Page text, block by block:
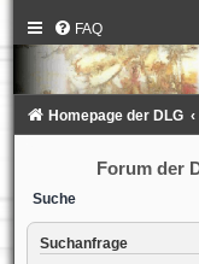
FAQ
Homepage der DLG
Forum der
Suche
Suchanfrage